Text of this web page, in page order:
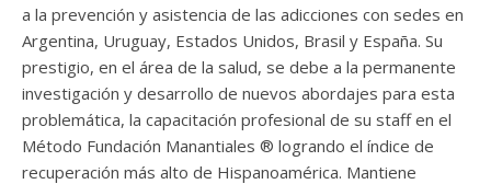
a la prevención y asistencia de las adicciones con sedes en
Argentina, Uruguay, Estados Unidos, Brasil y España. Su
prestigio, en el área de la salud, se debe a la permanente
investigación y desarrollo de nuevos abordajes para esta
problemática, la capacitación profesional de su staff en el
Método Fundación Manantiales ® logrando el índice de
recuperación más alto de Hispanoamérica. Mantiene